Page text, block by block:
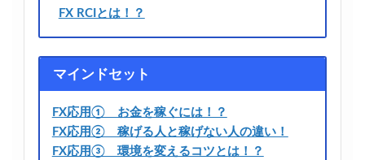
FX RCIとは！？
マインドセット
FX応用① お金を稼ぐには！？
FX応用② 稼げる人と稼げない人の違い！
FX応用③ 環境を変えるコツとは！？